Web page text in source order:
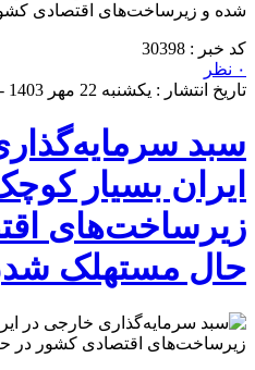
شده و زیرساخت‌های اقتصادی
کد خبر : 30398
۰ نظر
تاریخ انتشار : یکشنبه 22 مهر 1403 - 10:52
سبد
ایران بسیار
زیرساخت‌های
حال مستهلک